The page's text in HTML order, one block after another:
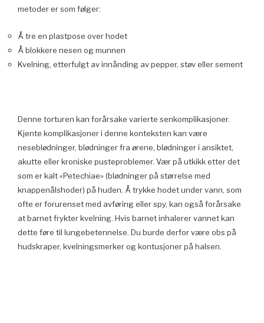
metoder er som følger:
Å tre en plastpose over hodet
Å blokkere nesen og munnen
Kvelning, etterfulgt av innånding av pepper, støv eller sement
Denne torturen kan forårsake varierte senkomplikasjoner.
Kjente komplikasjoner i denne konteksten kan være
neseblødninger, blødninger fra ørene, blødninger i ansiktet,
akutte eller kroniske pusteproblemer. Vær på utkikk etter det
som er kalt «Petechiae» (blødninger på størrelse med
knappenålshoder) på huden. Å trykke hodet under vann, som
ofte er forurenset med avføring eller spy, kan også forårsake
at barnet frykter kvelning. Hvis barnet inhalerer vannet kan
dette føre til lungebetennelse. Du burde derfor være obs på
hudskraper, kvelningsmerker og kontusjoner på halsen.